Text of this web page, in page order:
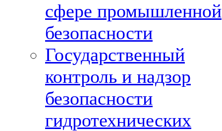
сфере промышленной
безопасности
Государственный
контроль и надзор
безопасности
гидротехнических